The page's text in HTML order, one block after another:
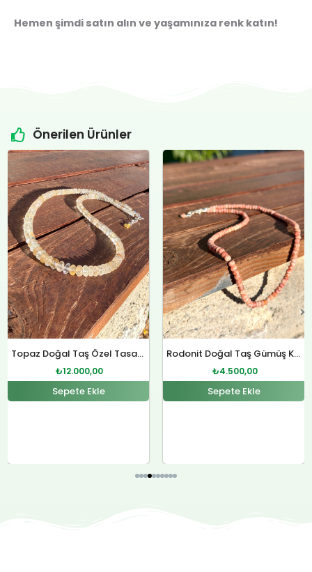
Hemen şimdi satın alın ve yaşamınıza renk katın!
Önerilen Ürünler
Rodonit Doğal Taş Gümüş Kolye
Orijinal
fiyat:
₺4.800,00.
₺4.500,00
Şu
andaki
fiyat:
₺4.500,00.
Sepete Ekle
Sitrin Doğal Taş Özel Tasarım Gümüş Kolye
Orijinal
fiyat:
₺12.400,00.
₺12.000,00
Şu
andaki
fiyat:
₺12.000,00.
Sepete Ekle